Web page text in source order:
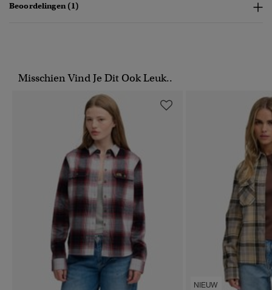
Beoordelingen (1)
Misschien Vind Je Dit Ook Leuk..
NIEUW